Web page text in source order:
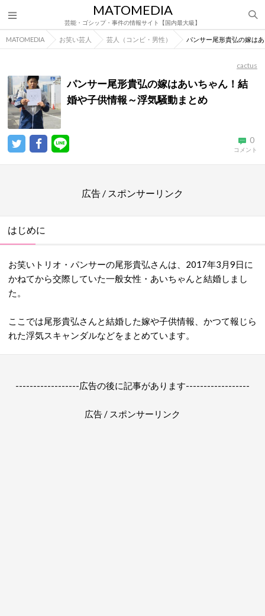
MATOMEDIA
芸能・ゴシップ・事件の情報サイト【国内最大級】
MATOMEDIA お笑い芸人 芸人（コンビ・男性） パンサー尾形貴弘の嫁は
cactus
パンサー尾形貴弘の嫁はあいちゃん！結
婚や子供情報～浮気騒動まとめ
0
コメント
広告 / スポンサーリンク
はじめに
お笑いトリオ・パンサーの尾形貴弘さんは、2017年3月9日に
かねてから交際していた一般女性・あいちゃんと結婚しまし
た。
ここでは尾形貴弘さんと結婚した嫁や子供情報、かつて報じら
れた浮気スキャンダルなどをまとめています。
------------------広告の後に記事があります------------------
広告 / スポンサーリンク